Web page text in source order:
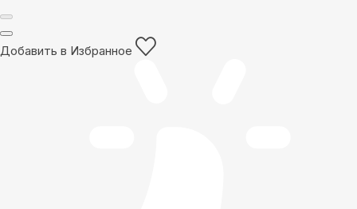
Добавить в Избранное